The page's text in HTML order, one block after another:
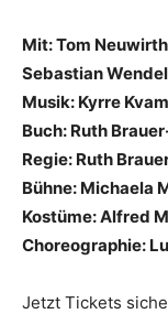
Mit: Tom
Sebastian
Musik: Kyrre Kvam
Buch: Ruth
Regie: Ruth
Bühne: Michaela
Kostüme: Alfred
Choreographie:
Jetzt Tickets